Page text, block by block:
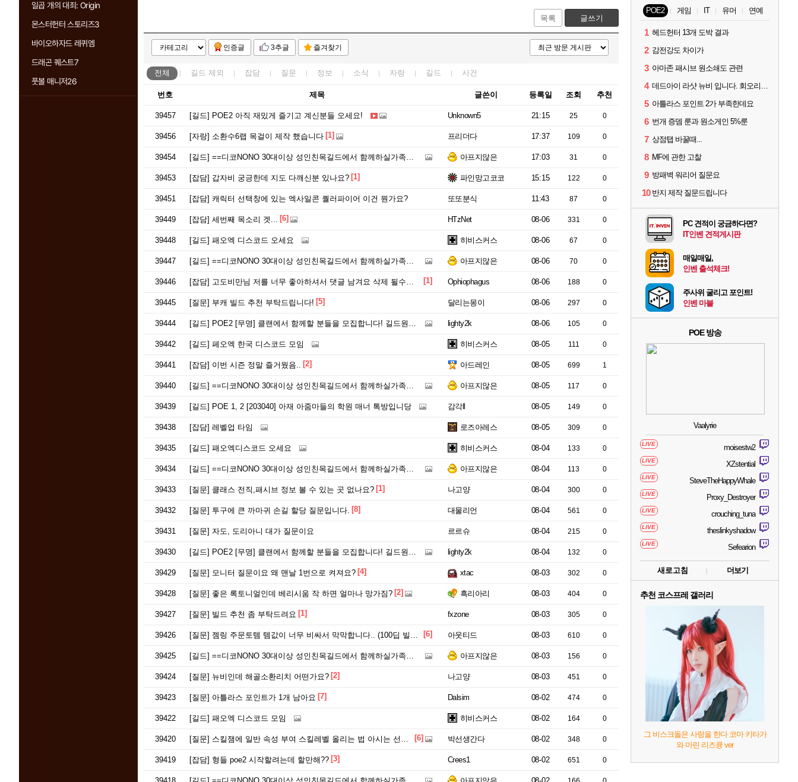
일곱 개의 대죄: Origin
몬스터헌터 스토리즈3
바이오하자드 레퀴엠
드래곤 퀘스트7
풋볼 매니저26
목록 글쓰기
인증글 3추글 즐겨찾기
전체 길드 제외 잡담 질문 정보 소식 자랑 길드 사건
번호 제목 글쓴이 등록일 조회 추천
39457 [길드] POE2 아직 재밌게 즐기고 계신분들 오세요! Unknown5 21:15 25 0
39456 [자랑] 소환수6랩 목걸이 제작 했습니다 [1] 프리더다 17:37 109 0
39454 [길드] ==디코NONO 30대이상 성인친목길드에서 함께하실가족분 모셔요== 아프지않은 17:03 31 0
39453 [잡담] 갑자비 궁긍한데 지도 다깨신분 있나요? [1] 파인망고코코 15:15 122 0
39451 [잡담] 캐릭터 선택창에 있는 엑사일콘 퀄러파이어 이건 뭔가요? 또또분식 11:43 87 0
39449 [잡담] 세번째 목소리 겟... [6] HTzNet 08-06 331 0
39448 [길드] 패오엑 디스코드 오세요 히비스커스 08-06 67 0
39447 [길드] ==디코NONO 30대이상 성인친목길드에서 함께하실가족분 모셔요== 아프지않은 08-06 70 0
39446 [잡담] 고도비만님 저를 너무 좋아하셔서 댓글 남겨요 삭제 될수도 있지만요. [1] Ophiophagus 08-06 188 0
39445 [질문] 부캐 빌드 추천 부탁드립니다! [5] 달리는몽이 08-06 297 0
39444 [길드] POE2 [무명] 클랜에서 함께할 분들을 모집합니다! 길드원40명 lighty2k 08-06 105 0
39442 [길드] 페오엑 한국 디스코드 모임 히비스커스 08-05 111 0
39441 [잡담] 이번 시즌 정말 즐거웠음.. [2] 아드레인 08-05 699 1
39440 [길드] ==디코NONO 30대이상 성인친목길드에서 함께하실가족분 모셔요== 아프지않은 08-05 117 0
39439 [길드] POE 1, 2 [203040] 아재 아줌마들의 학원 매너 톡방입니당 감각ll 08-05 149 0
39438 [잡담] 레벨업 타임 로즈아레스 08-05 309 0
39435 [길드] 패오엑디스코드 오세요 히비스커스 08-04 133 0
39434 [길드] ==디코NONO 30대이상 성인친목길드에서 함께하실가족분 모셔요== 아프지않은 08-04 113 0
39433 [질문] 클래스 전직,패시브 정보 볼 수 있는 곳 없나요? [1] 나고양 08-04 300 0
39432 [질문] 투구에 큰 까마귀 손길 할당 질문입니다. [8] 대물리언 08-04 561 0
39431 [질문] 자도, 도리아니 대가 질문이요 르르슈 08-04 215 0
39430 [길드] POE2 [무명] 클랜에서 함께할 분들을 모집합니다! 길드원40명 lighty2k 08-04 132 0
39429 [질문] 모니터 질문이요 왜 맨날 1번으로 켜져요? [4] xtac 08-03 302 0
39428 [질문] 좋은 록토니얼인데 베리시움 작 하면 얼마나 망가짐? [2] 흑리아리 08-03 404 0
39427 [질문] 빌드 추천 좀 부탁드려요 [1] fxzone 08-03 305 0
39426 [질문] 젬링 주문토템 템값이 너무 비싸서 막막합니다.. (100딥 빌드 추천 부탁드립니다!) [6] 아웃티드 08-03 610 0
39425 [길드] ==디코NONO 30대이상 성인친목길드에서 함께하실가족분 모셔요== 아프지않은 08-03 156 0
39424 [질문] 뉴비인데 해골소환리치 어떤가요? [2] 나고양 08-03 451 0
39423 [질문] 아틀라스 포인트가 1개 남아요 [7] Dalsim 08-02 474 0
39422 [길드] 패오엑 디스코드 모임 히비스커스 08-02 164 0
39420 [질문] 스킬잼에 일반 속성 부여 스킬레벨 올리는 법 아시는 선생님 계십니까? [6] 박선생간다 08-02 348 0
39419 [잡담] 형들 poe2 시작할려는데 할만해?? [3] Crees1 08-02 651 0
POE2 게임 IT 유머 연예
1 헤드헌터 13개 도박 결과
2 감전강도 차이가
3 아마존 패시브 원소쇄도 관련
4 데드아이 라샷 뉴비 입니다. 회오리사격은 왜 쓰는건가요?
5 아틀라스 포인트 2가 부족한데요
6 번개 증뎀 룬과 원소게인 5%룬
7 상점탭 바꿀때...
8 MF에 관한 고찰
9 방패벽 워리어 질문요
10 반지 제작 질문드립니다
PC 견적이 궁금하다면?
IT인벤 견적게시판
매일매일,
인벤 출석체크!
주사위 굴리고 포인트!
인벤 마블
POE 방송
Vaalyrie
LIVE moisestw2
LIVE XZstential
LIVE SteveTheHappyWhale
LIVE Proxy_Destroyer
LIVE crouching_tuna
LIVE theslinkyshadow
LIVE Sefearion
새로고침 더보기
추천 코스프레 갤러리
그 비스크돌은 사랑을 한다 코마 키타가
와 마린 리즈큥 ver